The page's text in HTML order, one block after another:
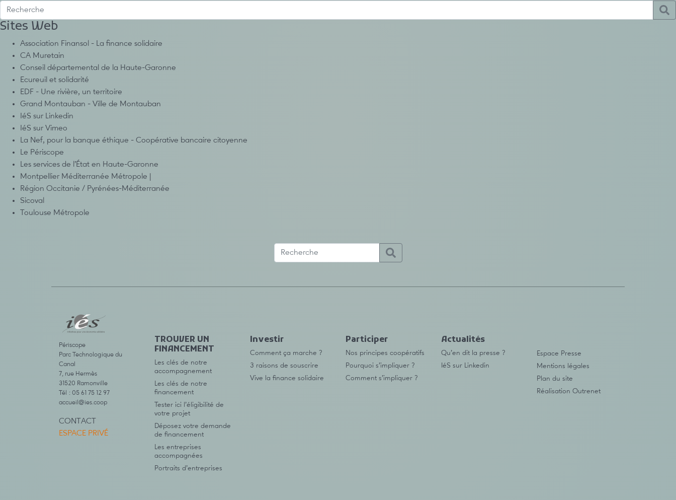
Sites Web
Association Finansol - La finance solidaire
CA Muretain
Conseil départemental de la Haute-Garonne
Ecureuil et solidarité
EDF - Une rivière, un territoire
Grand Montauban - Ville de Montauban
IéS sur Linkedin
IéS sur Vimeo
La Nef, pour la banque éthique - Coopérative bancaire citoyenne
Le Périscope
Les services de l’État en Haute-Garonne
Montpellier Méditerranée Métropole |
Région Occitanie / Pyrénées-Méditerranée
Sicoval
Toulouse Métropole
Périscope
Parc Technologique du
Canal
7, rue Hermès
31520 Ramonville
Tél : 05 61 75 12 97
accueil@ies.coop
CONTACT
ESPACE PRIVÉ
TROUVER UN
FINANCEMENT
Les clés de notre
accompagnement
Les clés de notre
financement
Tester ici l’éligibilité de
votre projet
Déposez votre demande
de financement
Les entreprises
accompagnées
Portraits d’entreprises
Investir
Comment ça marche ?
3 raisons de souscrire
Vive la finance solidaire
Participer
Nos principes coopératifs
Pourquoi s’impliquer ?
Comment s’impliquer ?
Actualités
Qu’en dit la presse ?
IéS sur Linkedin
Espace Presse
Mentions légales
Plan du site
Réalisation Outrenet